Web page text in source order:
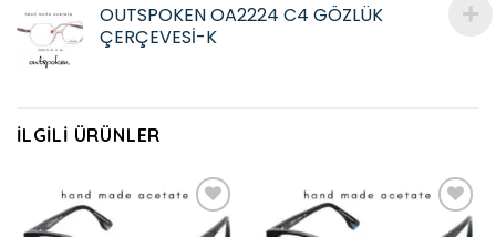
OUTSPOKEN OA2224 C4 GÖZLÜK
ÇERÇEVESİ-K
İLGILI ÜRÜNLER